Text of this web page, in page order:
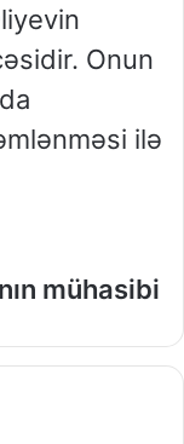
Onun
ilə
mühasibi